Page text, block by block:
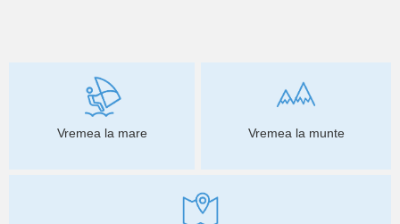
Vremea la mare Vremea la munte